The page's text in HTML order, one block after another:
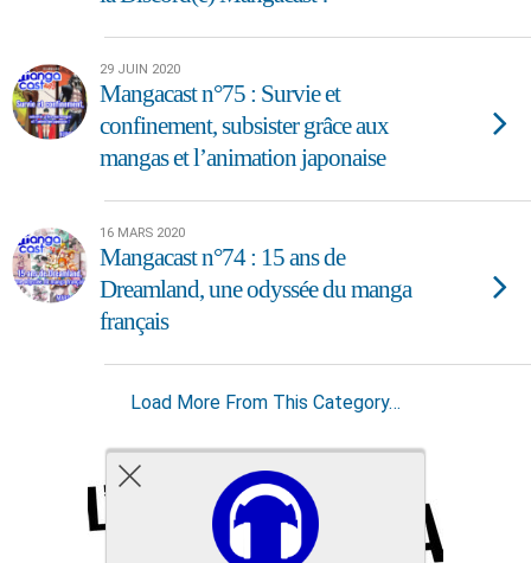
29 JUIN 2020
Mangacast n°75 : Survie et
confinement, subsister grâce aux
mangas et l’animation japonaise
16 MARS 2020
Mangacast n°74 : 15 ans de
Dreamland, une odyssée du manga
français
Load More From This Category…